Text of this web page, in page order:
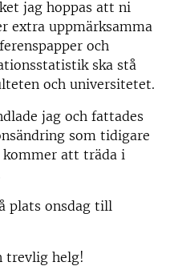
jag hoppas att ni
extra uppmärksamma
och
ska stå
och universitetet.
jag och fattades
som tidigare
kommer att träda i
plats onsdag till
trevlig helg!